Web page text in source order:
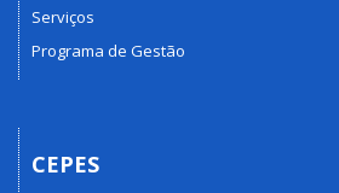
Serviços
Programa de Gestão
CEPES